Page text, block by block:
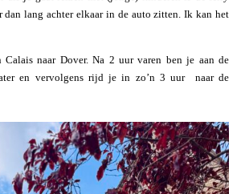
dan lang achter elkaar in de auto zitten. Ik kan het
naar Dover. Na 2 uur varen ben je aan de
en vervolgens rijd je in zo’n 3 uur naar de